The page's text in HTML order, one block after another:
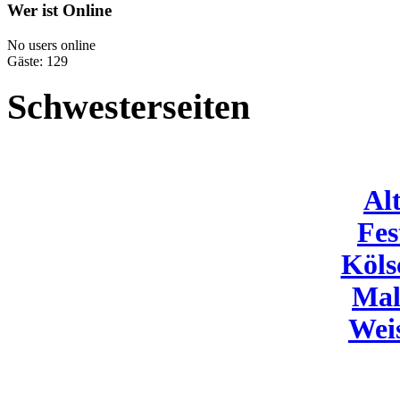
Wer ist Online
No users online
Gäste: 129
Schwesterseiten